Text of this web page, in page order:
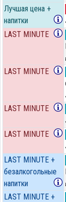
Лучшая цена +
напитки
LAST MINUTE
LAST MINUTE
LAST MINUTE
LAST MINUTE
LAST MINUTE +
безалкогольные
напитки
LAST MINUTE +